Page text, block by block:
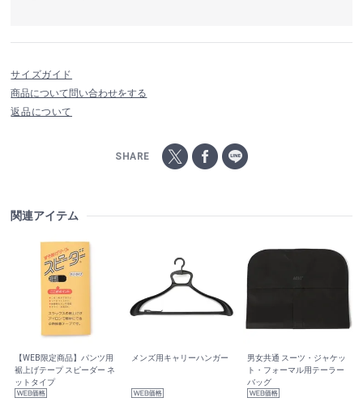
サイズガイド
商品について問い合わせをする
返品について
SHARE
関連アイテム
【WEB限定商品】パンツ用
裾上げテープ スピーダー ネ
ットタイプ
メンズ用キャリーハンガー
男女共通 スーツ・ジャケッ
ト・フォーマル用テーラー
バッグ